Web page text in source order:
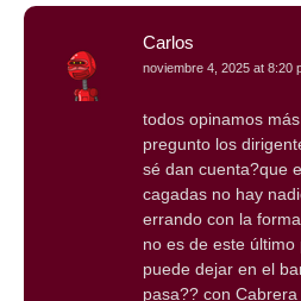
Carlos
noviembre 4, 2025 at 8:20
todos opinamos
pregunto los
sé dan cuenta?que
cagadas no hay
errando con la
no es de este
puede dejar en el
pasa?? con